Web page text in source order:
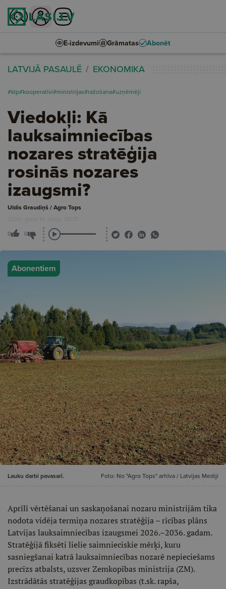
E-izdevumi Grāmatas Abonēt
LATVIJĀ PASAULĒ EKONOMIKA
#klp#kooperatīvi#ministrijas#ražošana#uzņēmēji
Viedokļi: Kā
lauksaimniecības
nozares stratēģija
rosinās nozares
izaugsmi?
Uldis Graudiņš / Agro Tops
2026. gada 14. maijs, 00:01
0 0
Abonentiem
Lauku darbi pavasarī. Foto: No "Agro Tops" arhīva / Latvijas Mediji
Aprīlī vērtēšanai un saskaņošanai nozaru ministrijām tika
nodota vidēja termiņa nozares stratēģija – rīcības plāns
Latvijas lauksaimniecības izaugsmei 2026.–2036. gadam.
Stratēģijā fiksēti lielie saimnieciskie mērķi, kuru
sasniegšanai katrā lauksaimniecības nozarē nepieciešams
precīzs atbalsts, uzsver Zemkopības ministrija (ZM).
Izstrādātās stratēģijas graudkopības (t.sk. rapša,